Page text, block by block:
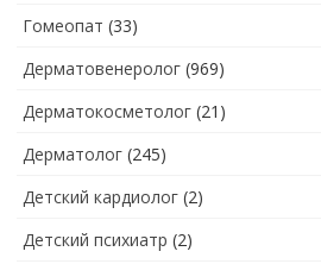
Гомеопат (33)
Дерматовенеролог (969)
Дерматокосметолог (21)
Дерматолог (245)
Детский кардиолог (2)
Детский психиатр (2)